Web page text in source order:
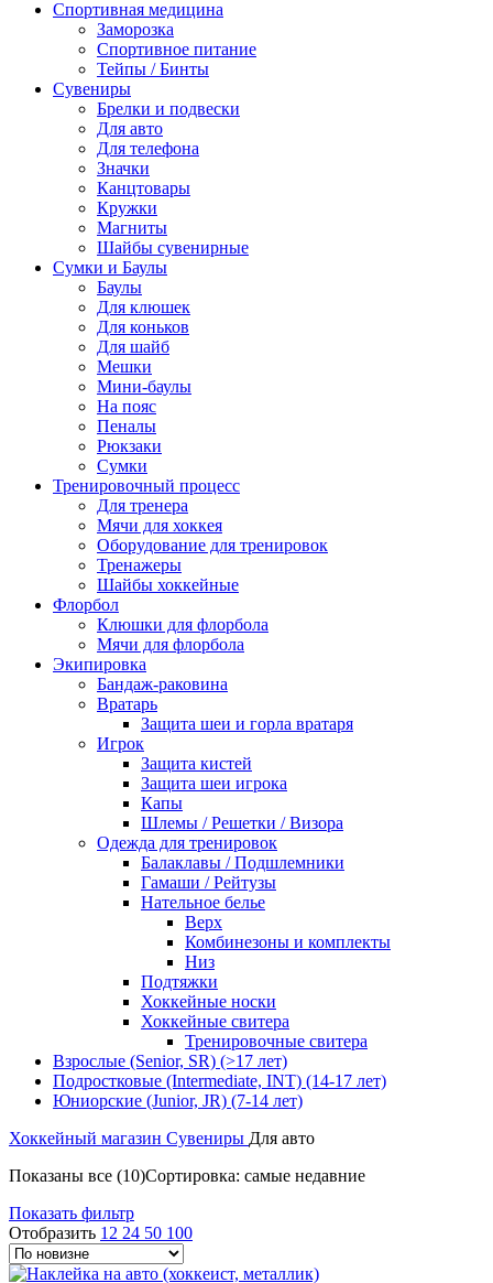
Спортивная медицина
Заморозка
Спортивное питание
Тейпы / Бинты
Сувениры
Брелки и подвески
Для авто
Для телефона
Значки
Канцтовары
Кружки
Магниты
Шайбы сувенирные
Сумки и Баулы
Баулы
Для клюшек
Для коньков
Для шайб
Мешки
Мини-баулы
На пояс
Пеналы
Рюкзаки
Сумки
Тренировочный процесс
Для тренера
Мячи для хоккея
Оборудование для тренировок
Тренажеры
Шайбы хоккейные
Флорбол
Клюшки для флорбола
Мячи для флорбола
Экипировка
Бандаж-раковина
Вратарь
Защита шеи и горла вратаря
Игрок
Защита кистей
Защита шеи игрока
Капы
Шлемы / Решетки / Визора
Одежда для тренировок
Балаклавы / Подшлемники
Гамаши / Рейтузы
Нательное белье
Верх
Комбинезоны и комплекты
Низ
Подтяжки
Хоккейные носки
Хоккейные свитера
Тренировочные свитера
Взрослые (Senior, SR) (>17 лет)
Подростковые (Intermediate, INT) (14-17 лет)
Юниорские (Junior, JR) (7-14 лет)
Хоккейный магазин Сувениры Для авто
Показаны все (10)Сортировка: самые недавние
Показать фильтр
Отобразить 12 24 50 100